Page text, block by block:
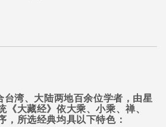
台湾、大陆两地百余位学者，由星
《大藏经》依大乘、小乘、禅、
，所选经典均具以下特色：